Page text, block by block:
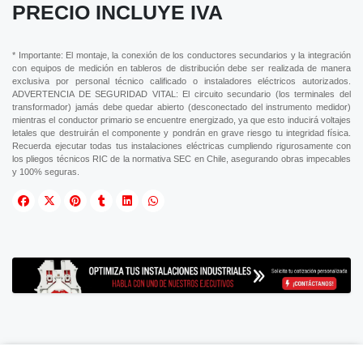
PRECIO INCLUYE IVA
* Importante: El montaje, la conexión de los conductores secundarios y la integración
con equipos de medición en tableros de distribución debe ser realizada de manera
exclusiva por personal técnico calificado o instaladores eléctricos autorizados.
ADVERTENCIA DE SEGURIDAD VITAL: El circuito secundario (los terminales del
transformador) jamás debe quedar abierto (desconectado del instrumento medidor)
mientras el conductor primario se encuentre energizado, ya que esto inducirá voltajes
letales que destruirán el componente y pondrán en grave riesgo tu integridad física.
Recuerda ejecutar todas tus instalaciones eléctricas cumpliendo rigurosamente con
los pliegos técnicos RIC de la normativa SEC en Chile, asegurando obras impecables
y 100% seguras.